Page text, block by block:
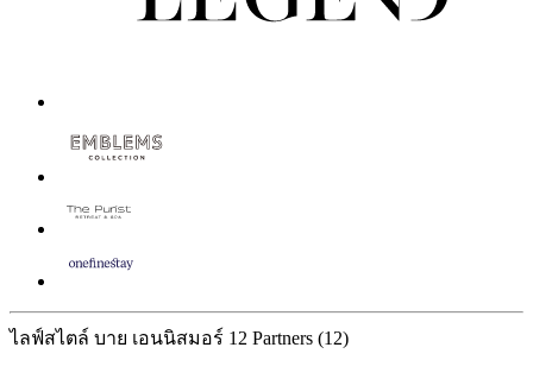
ไลฟ์สไตล์ บาย เอนนิสมอร์ 12 Partners (12)